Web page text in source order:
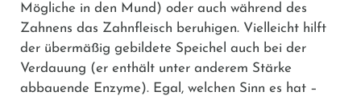
Mögliche in den Mund) oder auch während des
Zahnens das Zahnfleisch beruhigen. Vielleicht hilft
der übermäßig gebildete Speichel auch bei der
Verdauung (er enthält unter anderem Stärke
abbauende Enzyme). Egal, welchen Sinn es hat –